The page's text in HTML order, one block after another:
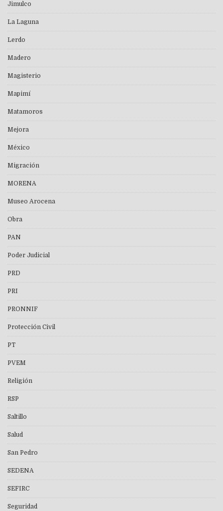
Jimulco
La Laguna
Lerdo
Madero
Magisterio
Mapimí
Matamoros
Mejora
México
Migración
MORENA
Museo Arocena
Obra
PAN
Poder Judicial
PRD
PRI
PRONNIF
Protección Civil
PT
PVEM
Religión
RSP
Saltillo
Salud
San Pedro
SEDENA
SEFIRC
Seguridad